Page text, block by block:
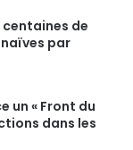
centaines de
par
un « Front du
dans les